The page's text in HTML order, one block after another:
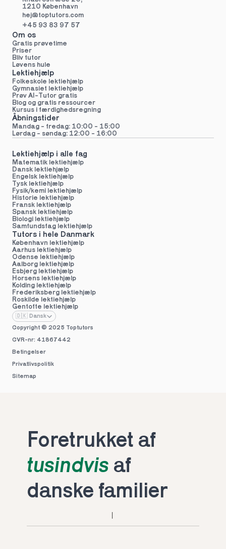
tusindvis af
danske familier
1210 København
hej@toptutors.com
+45 93 83 97 57
Om os
Gratis prøvetime
Priser
Bliv tutor
Løvens hule
Lektiehjælp
Folkeskole lektiehjælp
Gymnasiet lektiehjælp
Prøv AI-Tutor gratis
Blog og gratis ressourcer
Kursus i færdighedsregning
Åbningstider
Mandag - fredag: 10:00 - 15:00
Lørdag - søndag: 12:00 - 16:00
Lektiehjælp i alle fag
Matematik lektiehjælp
Dansk lektiehjælp
Engelsk lektiehjælp
Tysk lektiehjælp
Fysik/kemi lektiehjælp
Historie lektiehjælp
Fransk lektiehjælp
Spansk lektiehjælp
Biologi lektiehjælp
Samfundsfag lektiehjælp
Tutors i hele Danmark
København lektiehjælp
Aarhus lektiehjælp
Odense lektiehjælp
Aalborg lektiehjælp
Esbjerg lektiehjælp
Horsens lektiehjælp
Kolding lektiehjælp
Frederiksberg lektiehjælp
Roskilde lektiehjælp
Gentofte lektiehjælp
Copyright © 2025 Toptutors
CVR-nr: 41867442
Betingelser
Privatlivspolitik
Sitemap
Select Language
🇩🇰 Dansk